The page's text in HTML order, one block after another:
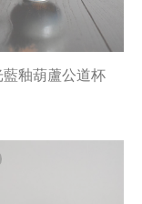
釉葫蘆公道杯